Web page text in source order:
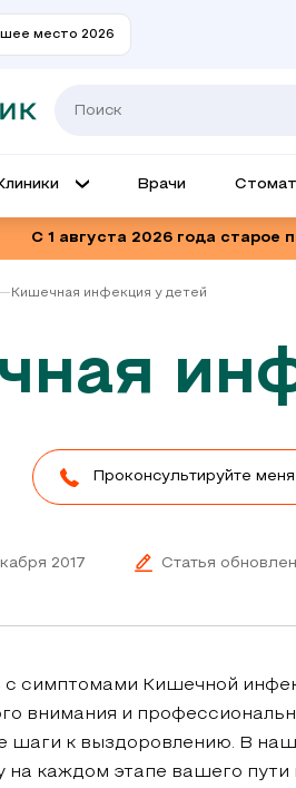
место 2026
Врачи
С 1 августа 2026 года старое
Кишечная инфекция у детей
Проконсультируйте меня
2017 Статья
с симптомами Кишечной
внимания и
шаги к выздоровлению. В
на каждом этапе вашего